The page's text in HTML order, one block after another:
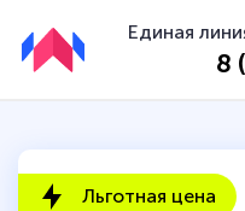
Единая
8
Льготная цена